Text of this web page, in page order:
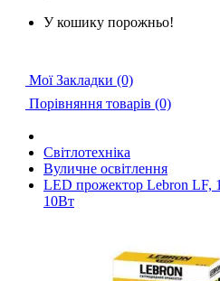
У кошику порожньо!
Мої Закладки (0)
Порівняння товарів (0)
Світлотехніка
Вуличне освітлення
LED прожектор Lebron LF,
10Вт